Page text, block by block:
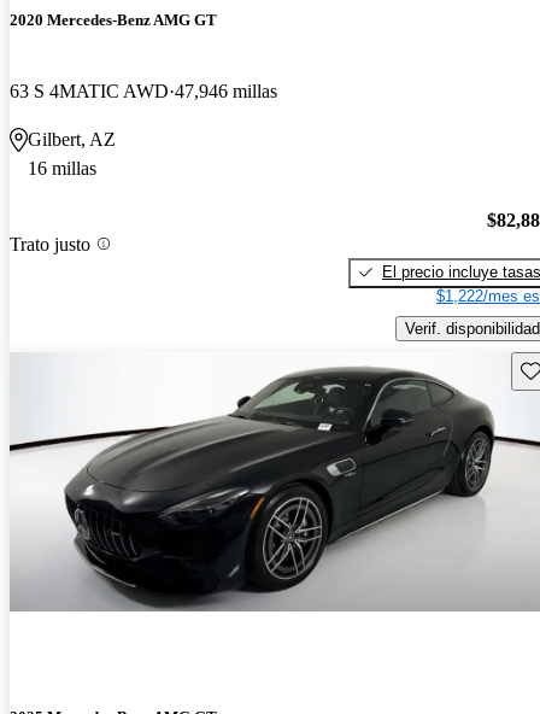
2020 Mercedes-Benz AMG GT
63 S 4MATIC AWD 47,946 millas
Gilbert, AZ
16 millas
Trato justo
El precio incluye tasas
$1,222/mes
Verif. disponibilidad